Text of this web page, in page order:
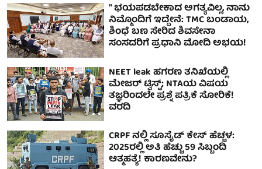
" ಭಯಪಡಬೇಕಾದ ಅಗತ್ಯವಿಲ್ಲ, ನಾನು
ನಿಮ್ಮೊಂದಿಗೆ ಇದ್ದೇನೆ: TMC ಬಂಡಾಯ,
ಶಿಂಧೆ ಬಣ ಸೇರಿದ ಶಿವಸೇನಾ
ಸಂಸದರಿಗೆ ಪ್ರಧಾನಿ ಮೋದಿ ಅಭಯ!
NEET leak ಹಗರಣ ತನಿಖೆಯಲ್ಲಿ
ಮೇಜರ್ ಟ್ವಿಸ್ಟ್; NTAಯ ವಿಷಯ
ತಜ್ಞರಿಂದಲೇ ಪ್ರಶ್ನೆ ಪತ್ರಿಕೆ ಸೋರಿಕೆ!
ವರದಿ
CRPF ನಲ್ಲಿ ಸೂಸೈಡ್ ಕೇಸ್ ಹೆಚ್ಚಳ:
2025ರಲ್ಲಿ ಅತಿ ಹೆಚ್ಚು 59 ಸಿಬ್ಬಂದಿ
ಆತ್ಮಹತ್ಯೆ! ಕಾರಣವೇನು?